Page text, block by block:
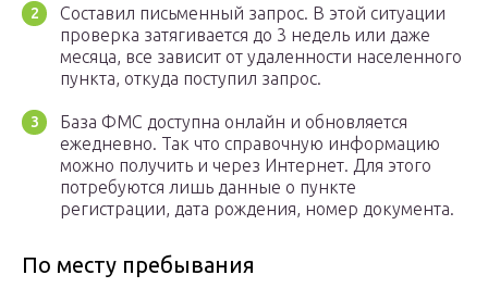
Составил письменный запрос. В этой ситуации
проверка затягивается до 3 недель или даже
месяца, все зависит от удаленности населенного
пункта, откуда поступил запрос.
База ФМС доступна онлайн и обновляется
ежедневно. Так что справочную информацию
можно получить и через Интернет. Для этого
потребуются лишь данные о пункте
регистрации, дата рождения, номер документа.
По месту пребывания